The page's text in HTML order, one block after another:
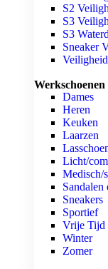
S2
S3
S3
Sneaker
Werkschoenen
Dames
Heren
Keuken
Laarzen
Licht/
Medisch/
Sandalen
Sneakers
Sportief
Vrije Tijd
Winter
Zomer